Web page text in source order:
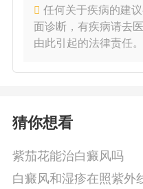
任何关于疾病的建
面诊断，有疾病请去
由此引起的法律责任。
猜你想看
紫茄花能治白癜风吗
白癜风和湿疹在照紫外